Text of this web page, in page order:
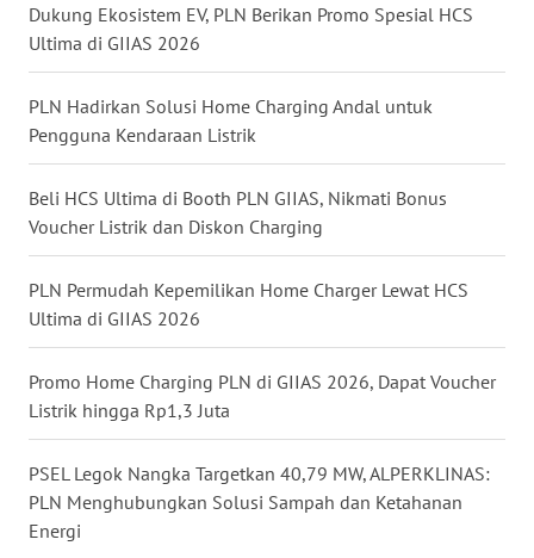
Dukung Ekosistem EV, PLN Berikan Promo Spesial HCS
Ultima di GIIAS 2026
PLN Hadirkan Solusi Home Charging Andal untuk
Pengguna Kendaraan Listrik
Beli HCS Ultima di Booth PLN GIIAS, Nikmati Bonus
Voucher Listrik dan Diskon Charging
PLN Permudah Kepemilikan Home Charger Lewat HCS
Ultima di GIIAS 2026
Promo Home Charging PLN di GIIAS 2026, Dapat Voucher
Listrik hingga Rp1,3 Juta
PSEL Legok Nangka Targetkan 40,79 MW, ALPERKLINAS:
PLN Menghubungkan Solusi Sampah dan Ketahanan
Energi
WN
SULSEL
WN
GORONTALO
WN
SULUT
WN
MALUKU
DAIRI